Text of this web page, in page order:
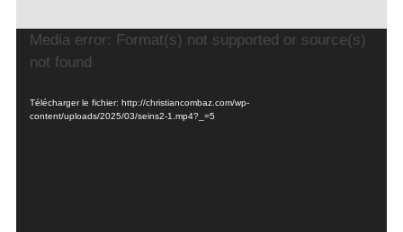
Lecteur
Media error: Format(s) not supported or source(s)
not found
Télécharger le fichier: http://christiancombaz.com/wp-
content/uploads/2025/03/seins2-1.mp4?_=5